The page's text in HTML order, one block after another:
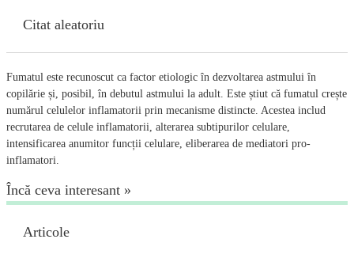
articole
Citat aleatoriu
Fumatul este recunoscut ca factor etiologic în dezvoltarea astmului în
copilărie și, posibil, în debutul astmului la adult. Este știut că fumatul crește
numărul celulelor inflamatorii prin mecanisme distincte. Acestea includ
recrutarea de celule inflamatorii, alterarea subtipurilor celulare,
intensificarea anumitor funcții celulare, eliberarea de mediatori pro-
inflamatori.
Încă ceva interesant »
Articole